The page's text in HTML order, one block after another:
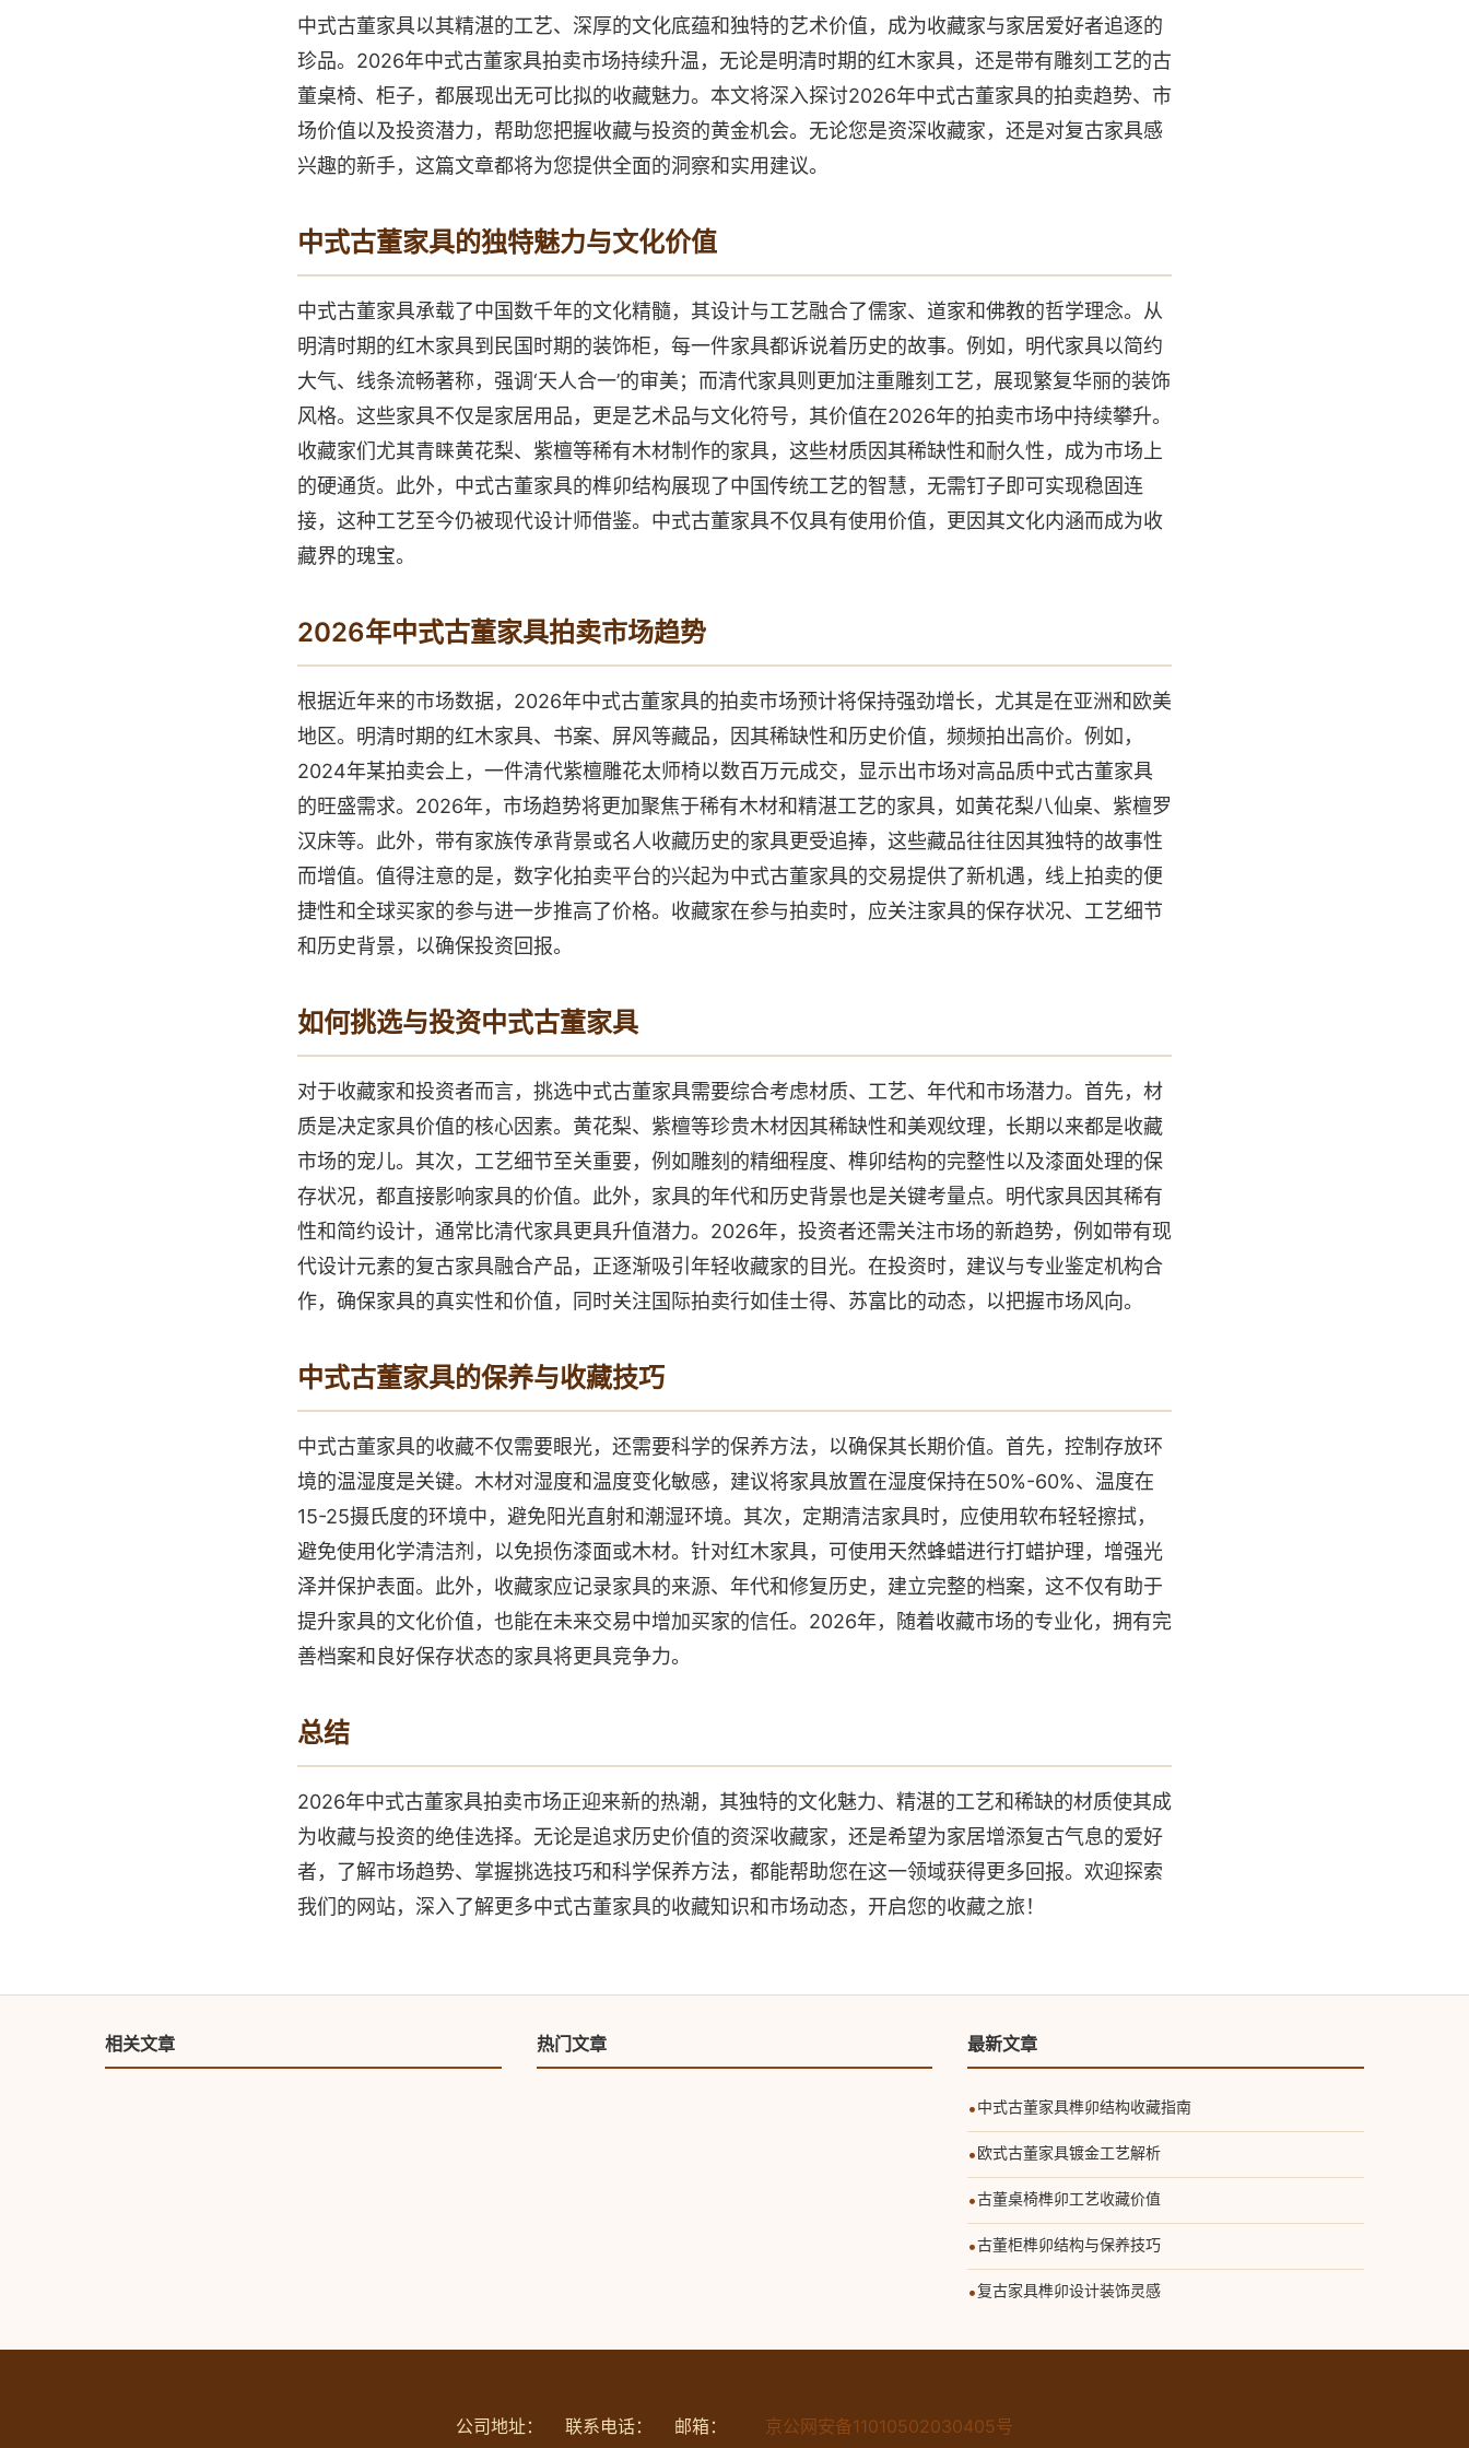
中式古董家具以其精湛的工艺、深厚的文化底蕴和独特的艺术价值，成为收藏家与家居爱好者追逐的
珍品。2026年中式古董家具拍卖市场持续升温，无论是明清时期的红木家具，还是带有雕刻工艺的古
董桌椅、柜子，都展现出无可比拟的收藏魅力。本文将深入探讨2026年中式古董家具的拍卖趋势、市
场价值以及投资潜力，帮助您把握收藏与投资的黄金机会。无论您是资深收藏家，还是对复古家具感
兴趣的新手，这篇文章都将为您提供全面的洞察和实用建议。
中式古董家具的独特魅力与文化价值
中式古董家具承载了中国数千年的文化精髓，其设计与工艺融合了儒家、道家和佛教的哲学理念。从
明清时期的红木家具到民国时期的装饰柜，每一件家具都诉说着历史的故事。例如，明代家具以简约
大气、线条流畅著称，强调‘天人合一’的审美；而清代家具则更加注重雕刻工艺，展现繁复华丽的装饰
风格。这些家具不仅是家居用品，更是艺术品与文化符号，其价值在2026年的拍卖市场中持续攀升。
收藏家们尤其青睐黄花梨、紫檀等稀有木材制作的家具，这些材质因其稀缺性和耐久性，成为市场上
的硬通货。此外，中式古董家具的榫卯结构展现了中国传统工艺的智慧，无需钉子即可实现稳固连
接，这种工艺至今仍被现代设计师借鉴。中式古董家具不仅具有使用价值，更因其文化内涵而成为收
藏界的瑰宝。
2026年中式古董家具拍卖市场趋势
根据近年来的市场数据，2026年中式古董家具的拍卖市场预计将保持强劲增长，尤其是在亚洲和欧美
地区。明清时期的红木家具、书案、屏风等藏品，因其稀缺性和历史价值，频频拍出高价。例如，
2024年某拍卖会上，一件清代紫檀雕花太师椅以数百万元成交，显示出市场对高品质中式古董家具
的旺盛需求。2026年，市场趋势将更加聚焦于稀有木材和精湛工艺的家具，如黄花梨八仙桌、紫檀罗
汉床等。此外，带有家族传承背景或名人收藏历史的家具更受追捧，这些藏品往往因其独特的故事性
而增值。值得注意的是，数字化拍卖平台的兴起为中式古董家具的交易提供了新机遇，线上拍卖的便
捷性和全球买家的参与进一步推高了价格。收藏家在参与拍卖时，应关注家具的保存状况、工艺细节
和历史背景，以确保投资回报。
如何挑选与投资中式古董家具
对于收藏家和投资者而言，挑选中式古董家具需要综合考虑材质、工艺、年代和市场潜力。首先，材
质是决定家具价值的核心因素。黄花梨、紫檀等珍贵木材因其稀缺性和美观纹理，长期以来都是收藏
市场的宠儿。其次，工艺细节至关重要，例如雕刻的精细程度、榫卯结构的完整性以及漆面处理的保
存状况，都直接影响家具的价值。此外，家具的年代和历史背景也是关键考量点。明代家具因其稀有
性和简约设计，通常比清代家具更具升值潜力。2026年，投资者还需关注市场的新趋势，例如带有现
代设计元素的复古家具融合产品，正逐渐吸引年轻收藏家的目光。在投资时，建议与专业鉴定机构合
作，确保家具的真实性和价值，同时关注国际拍卖行如佳士得、苏富比的动态，以把握市场风向。
中式古董家具的保养与收藏技巧
中式古董家具的收藏不仅需要眼光，还需要科学的保养方法，以确保其长期价值。首先，控制存放环
境的温湿度是关键。木材对湿度和温度变化敏感，建议将家具放置在湿度保持在50%-60%、温度在
15-25摄氏度的环境中，避免阳光直射和潮湿环境。其次，定期清洁家具时，应使用软布轻轻擦拭，
避免使用化学清洁剂，以免损伤漆面或木材。针对红木家具，可使用天然蜂蜡进行打蜡护理，增强光
泽并保护表面。此外，收藏家应记录家具的来源、年代和修复历史，建立完整的档案，这不仅有助于
提升家具的文化价值，也能在未来交易中增加买家的信任。2026年，随着收藏市场的专业化，拥有完
善档案和良好保存状态的家具将更具竞争力。
总结
2026年中式古董家具拍卖市场正迎来新的热潮，其独特的文化魅力、精湛的工艺和稀缺的材质使其成
为收藏与投资的绝佳选择。无论是追求历史价值的资深收藏家，还是希望为家居增添复古气息的爱好
者，了解市场趋势、掌握挑选技巧和科学保养方法，都能帮助您在这一领域获得更多回报。欢迎探索
我们的网站，深入了解更多中式古董家具的收藏知识和市场动态，开启您的收藏之旅！
相关文章 热门文章 最新文章
•中式古董家具榫卯结构收藏指南
•欧式古董家具镀金工艺解析
•古董桌椅榫卯工艺收藏价值
•古董柜榫卯结构与保养技巧
•复古家具榫卯设计装饰灵感
公司地址： 联系电话： 邮箱： 京公网安备11010502030405号